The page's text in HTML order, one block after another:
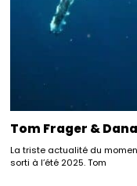
Tom Frager &
La triste actualité du
sorti à l’été 2025. Tom